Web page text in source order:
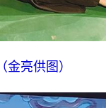
亮供图）